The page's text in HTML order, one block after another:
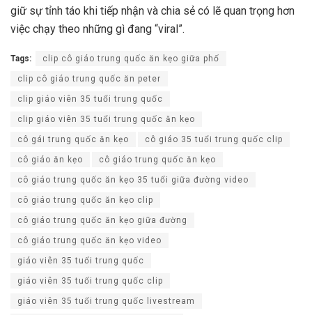
giữ sự tỉnh táo khi tiếp nhận và chia sẻ có lẽ quan trọng hơn
việc chạy theo những gì đang “viral”.
Tags: clip cô giáo trung quốc ăn kẹo giữa phố
clip cô giáo trung quốc ăn peter
clip giáo viên 35 tuổi trung quốc
clip giáo viên 35 tuổi trung quốc ăn kẹo
cô gái trung quốc ăn kẹo cô giáo 35 tuổi trung quốc clip
cô giáo ăn kẹo cô giáo trung quốc ăn kẹo
cô giáo trung quốc ăn kẹo 35 tuổi giữa đường video
cô giáo trung quốc ăn kẹo clip
cô giáo trung quốc ăn kẹo giữa đường
cô giáo trung quốc ăn kẹo video
giáo viên 35 tuổi trung quốc
giáo viên 35 tuổi trung quốc clip
giáo viên 35 tuổi trung quốc livestream